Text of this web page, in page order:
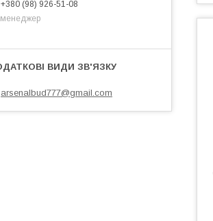
+380 (98) 926-51-08
менеджер
arsenalbud777@gmail.com